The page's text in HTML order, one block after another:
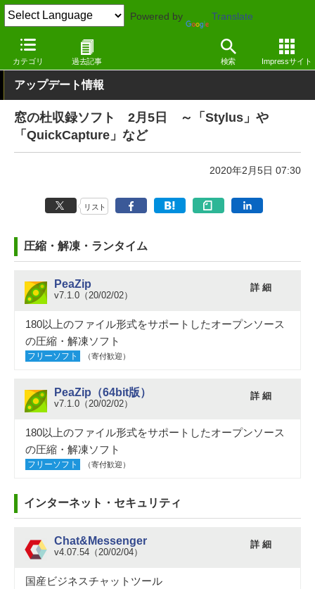
Powered by Translate
カテゴリ 過去記事 検索 Impressサイト
窓の杜 その他の話題 アップデート
アップデート情報
窓の杜収録ソフト 2月5日 ～「Stylus」や
「QuickCapture」など
2020年2月5日 07:30
リスト
圧縮・解凍・ランタイム
PeaZip
v7.1.0（20/02/02）
詳 細
180以上のファイル形式をサポートしたオープンソース
の圧縮・解凍ソフト
フリーソフト （寄付歓迎）
PeaZip（64bit版）
v7.1.0（20/02/02）
詳 細
180以上のファイル形式をサポートしたオープンソース
の圧縮・解凍ソフト
フリーソフト （寄付歓迎）
インターネット・セキュリティ
Chat&Messenger
v4.07.54（20/02/04）
詳 細
国産ビジネスチャットツール